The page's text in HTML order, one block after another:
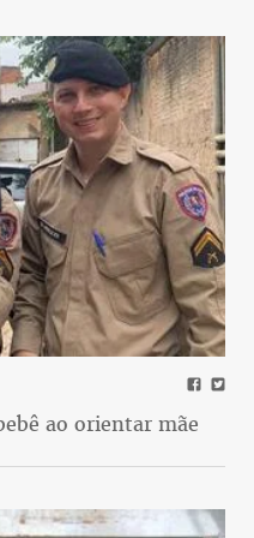
influente polemista
semana criou pegou
de segurança
que o
que “recuassem”.
interpretações o
viralizou.
ao orientar mãe